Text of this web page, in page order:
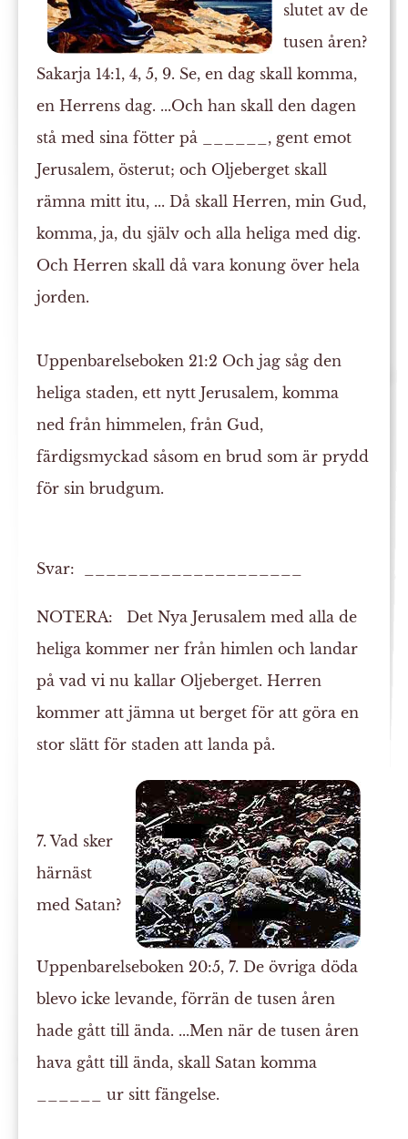
slutet av de
tusen åren?
Sakarja 14:1, 4, 5, 9. Se, en dag skall komma,
en Herrens dag. ...Och han skall den dagen
stå med sina fötter på ______, gent emot
Jerusalem, österut; och Oljeberget skall
rämna mitt itu, ... Då skall Herren, min Gud,
komma, ja, du själv och alla heliga med dig.
Och Herren skall då vara konung över hela
jorden.
Uppenbarelseboken 21:2 Och jag såg den
heliga staden, ett nytt Jerusalem, komma
ned frånhimmelen, från Gud,
färdigsmyckad såsom en brud som är prydd
för sin brudgum.
Svar: ____________________
NOTERA: Det Nya Jerusalem med alla de
heliga kommer ner från himlen och landar
på vad vi nu kallar Oljeberget. Herren
kommer att jämna ut berget för att göra en
stor slätt för staden att landa på.
7. Vad sker
härnäst
med Satan?
Uppenbarelseboken 20:5, 7. De övrigadöda
blevo icke levande, förrän de tusen åren
hade gått till ända. ...Men när de tusen åren
hava gått till ända, skall Satan komma
______ ur sitt fängelse.